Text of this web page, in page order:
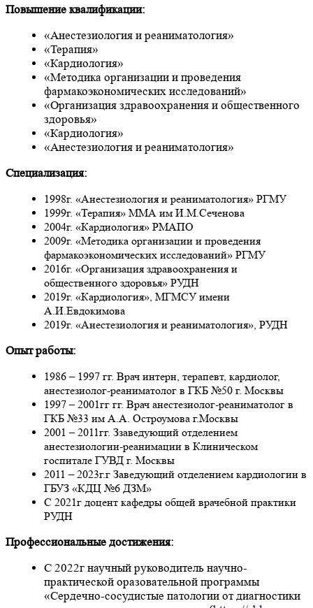
Повышение квалификации:
«Анестезиология и реаниматология»
«Терапия»
«Кардиология»
«Методика организации и проведения
фармакоэкономических исследований»
«Организация здравоохранения и общественного
здоровья»
«Кардиология»
«Анестезиология и реаниматология»
Специализация:
1998г. «Анестезиология и реаниматология» РГМУ
1999г. «Терапия» ММА им И.М.Сеченова
2004г. «Кардиология» РМАПО
2009г. «Методика организации и проведения
фармакоэкономических исследований» РГМУ
2016г. «Организация здравоохранения и
общественного здоровья» РУДН
2019г. «Кардиология», МГМСУ имени
А.И.Евдокимова
2019г. «Анестезиология и реаниматология», РУДН
Опыт работы:
1986 – 1997 гг. Врач интерн, терапевт, кардиолог,
анестезиолог-реаниматолог в ГКБ №50 г. Москвы
1997 – 2001гг гг. Врач анестезиолог-реаниматолог в
ГКБ №33 им А.А. Остроумова г.Москвы
2001 – 2011гг. Ззаведующий отделением
анестезиологии-реанимации в Клиническом
госпитале ГУВД г. Москвы
2011 – 2023г.г Заведующий отделением кардиологии в
ГБУЗ «КДЦ №6 ДЗМ»
С 2021г доцент кафедры общей врачебной практики
РУДН
Профессиональные достижения:
С 2022г научный руководитель научно-
практической оразовательной программы
«Сердечно-сосудистые патологии от диагностики